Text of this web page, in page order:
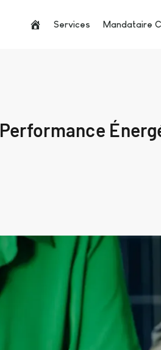
Services Mandataire
Performance